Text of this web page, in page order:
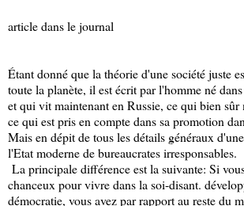
article dans le journal
Étant donné que la théorie d'une société juste
toute la planète, il est écrit par l'homme né
et qui vit maintenant en Russie, ce qui bien sûr
ce qui est pris en compte dans sa promotion
Mais en dépit de tous les détails généraux
l'Etat moderne de bureaucrates irresponsables.
La principale différence est la suivante: Si
chanceux pour vivre dans la soi-disant.
démocratie, vous avez par rapport au reste du